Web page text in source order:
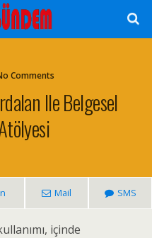
Comments
Ile Belgesel
Mail SMS
içinde